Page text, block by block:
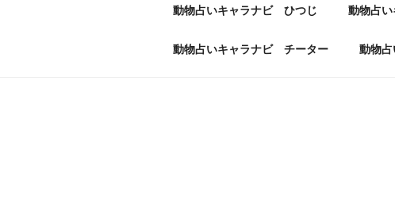
動物占いキャラナビ ひつじ 動物占
動物占いキャラナビ チーター 動物